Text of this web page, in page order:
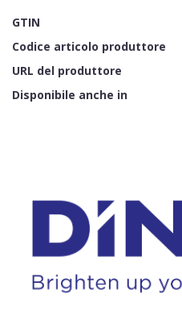
GTIN
Codice articolo produttore
URL del produttore
Disponibile anche in